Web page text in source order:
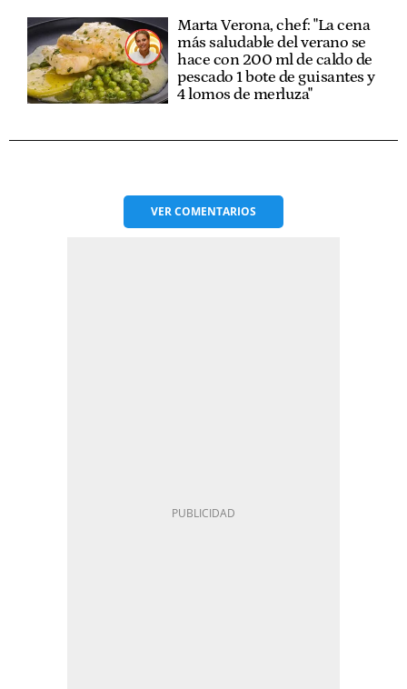
Marta Verona, chef: "La cena
más saludable del verano se
hace con 200 ml de caldo de
pescado 1 bote de guisantes y
4 lomos de merluza"
VERCOMENTARIOS